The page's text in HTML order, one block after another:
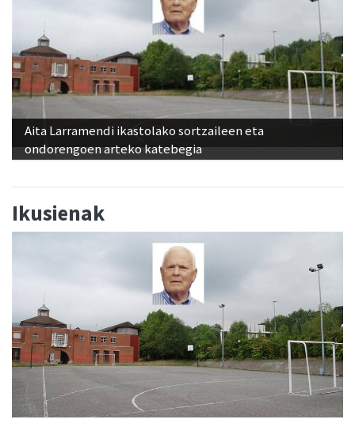
Aita Larramendi ikastolako sortzaileen eta
ondorengoen arteko katebegia
Ikusienak